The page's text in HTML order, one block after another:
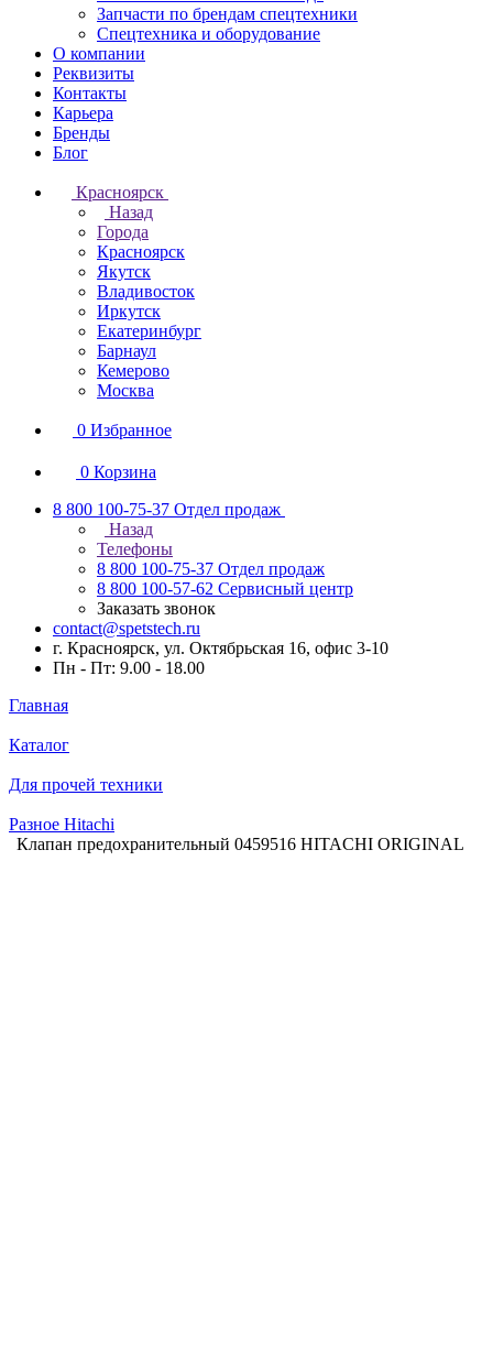
Запчасти по брендам спецтехники
Спецтехника и оборудование
О компании
Реквизиты
Контакты
Карьера
Бренды
Блог
Красноярск
Назад
Города
Красноярск
Якутск
Владивосток
Иркутск
Екатеринбург
Барнаул
Кемерово
Москва
0 Избранное
0 Корзина
8 800 100-75-37 Отдел продаж
Назад
Телефоны
8 800 100-75-37 Отдел продаж
8 800 100-57-62 Сервисный центр
Заказать звонок
contact@spetstech.ru
г. Красноярск, ул. Октябрьская 16, офис 3-10
Пн - Пт: 9.00 - 18.00
Главная
Каталог
Для прочей техники
Разное Hitachi
Клапан предохранительный 0459516 HITACHI ORIGINAL